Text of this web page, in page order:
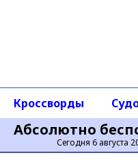
Абсолютно
Сегодня 6 августа
Кроссворды